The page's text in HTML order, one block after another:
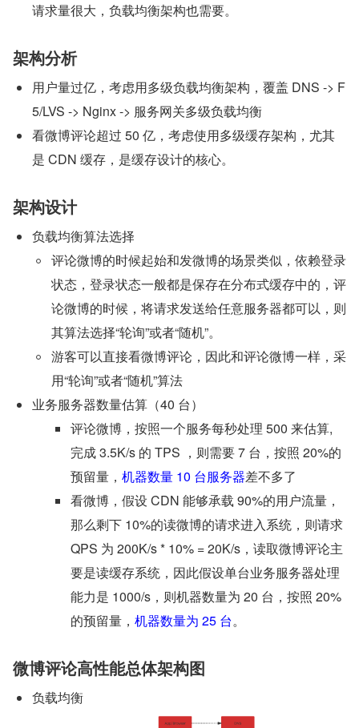
请求量很大，负载均衡架构也需要。
架构分析
用户量过亿，考虑用多级负载均衡架构，覆盖 DNS -> F
5/LVS -> Nginx -> 服务网关多级负载均衡
看微博评论超过 50 亿，考虑使用多级缓存架构，尤其
是 CDN 缓存，是缓存设计的核心。
架构设计
负载均衡算法选择
评论微博的时候起始和发微博的场景类似，依赖登录
状态，登录状态一般都是保存在分布式缓存中的，评
论微博的时候，将请求发送给任意服务器都可以，则
其算法选择“轮询”或者“随机”。
游客可以直接看微博评论，因此和评论微博一样，采
用“轮询”或者“随机”算法
业务服务器数量估算（40 台）
评论微博，按照一个服务每秒处理 500 来估算,
完成 3.5K/s 的 TPS ，则需要 7 台，按照 20%的
预留量， 机器数量 10 台服务器差不多了
看微博，假设 CDN 能够承载 90%的用户流量，
那么剩下 10%的读微博的请求进入系统，则请求
QPS 为 200K/s * 10% = 20K/s，读取微博评论主
要是读缓存系统，因此假设单台业务服务器处理
能力是 1000/s，则机器数量为 20 台，按照 20%
的预留量， 机器数量为 25 台。
微博评论高性能总体架构图
负载均衡